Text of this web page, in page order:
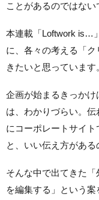
ことがあるのではない
本連載「Loftwork is…
に、各々の考える「
きたいと思っています
企画が始まるきっか
は、わかりづらい。伝
にコーポレートサイ
と、いい伝え方がある
そんな中で出てきた
を編集する」という